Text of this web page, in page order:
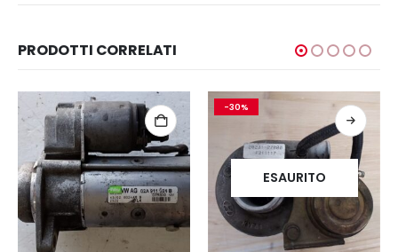
PRODOTTI CORRELATI
-30%
ESAURITO